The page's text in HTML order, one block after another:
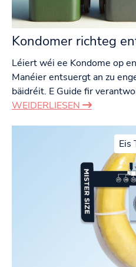
Kondomer richteg
Léiert wéi ee Kondome op
Manéier entsuergt an zu
bäidréit. E Guide fir
WEIDERLIESEN
Eis